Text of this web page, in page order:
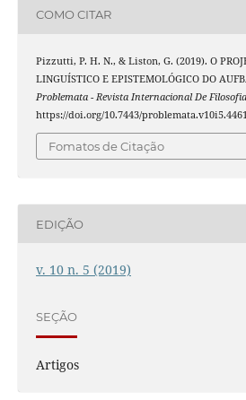
COMO CITAR
Pizzutti, P. H. N., & Liston, G. (2019). O
LINGUÍSTICO E EPISTEMOLÓGICO DO
Problemata - Revista Internacional De Filosofia
https://doi.org/10.7443/
Fomatos de Citação
EDIÇÃO
v. 10 n. 5 (2019)
SEÇÃO
Artigos